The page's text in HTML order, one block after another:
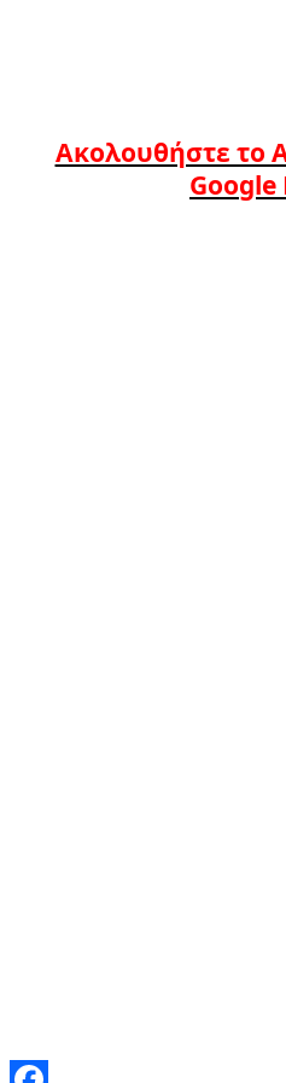
Ακολουθήστε το
Google